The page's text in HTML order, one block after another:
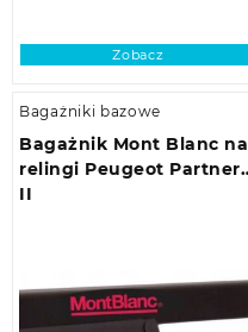
Zobacz
Bagażniki bazowe
Bagażnik Mont Blanc na
relingi Peugeot Partner
II